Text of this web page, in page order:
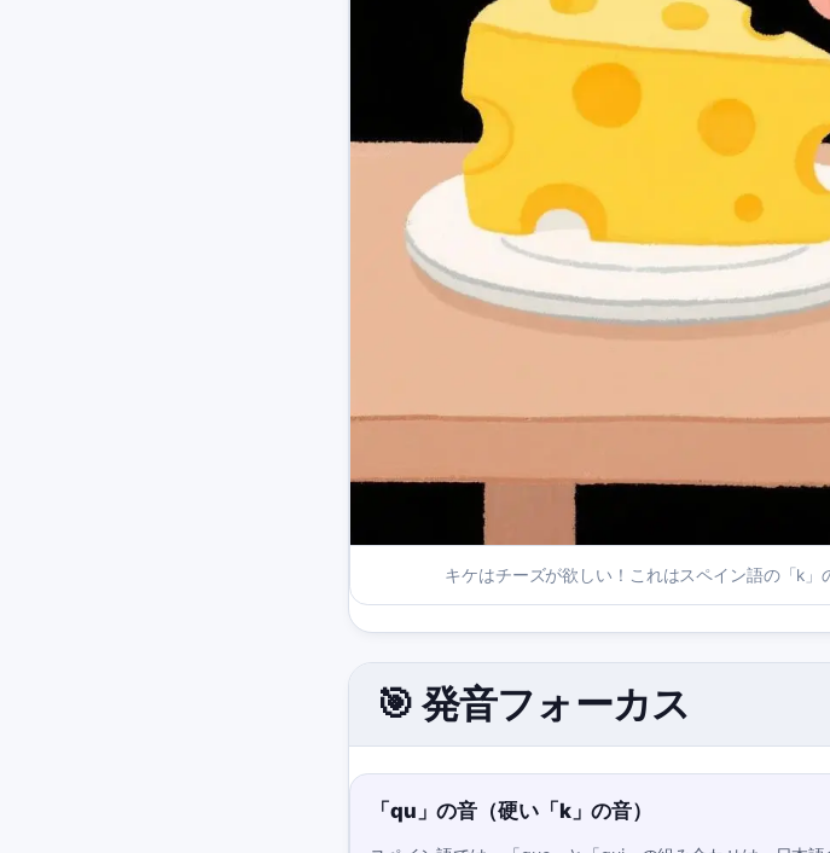
キケはチーズが欲しい！これはスペイン語の「k」
🎯 発音フォーカス
「qu」の音（硬い「k」の音）